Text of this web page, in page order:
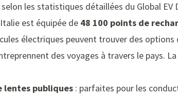
les statistiques détaillées du Global EV
est équipée de 48 100 points de
électriques peuvent trouver des
des voyages à travers le pays.
lentes publiques : parfaites pour les